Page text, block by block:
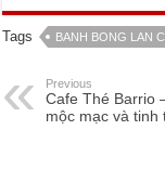
Tags BANH BONG LAN
Previous
Cafe Thé Barrio
mộc mạc và tinh